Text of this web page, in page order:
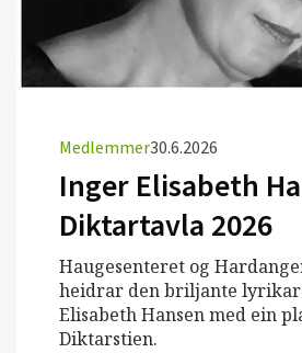
Medlemmer30.6.2026
Inger Elisabeth
Diktartavla 2026
Haugesenteret og
heidrar den briljante
Elisabeth Hansen med ein
Diktarstien.